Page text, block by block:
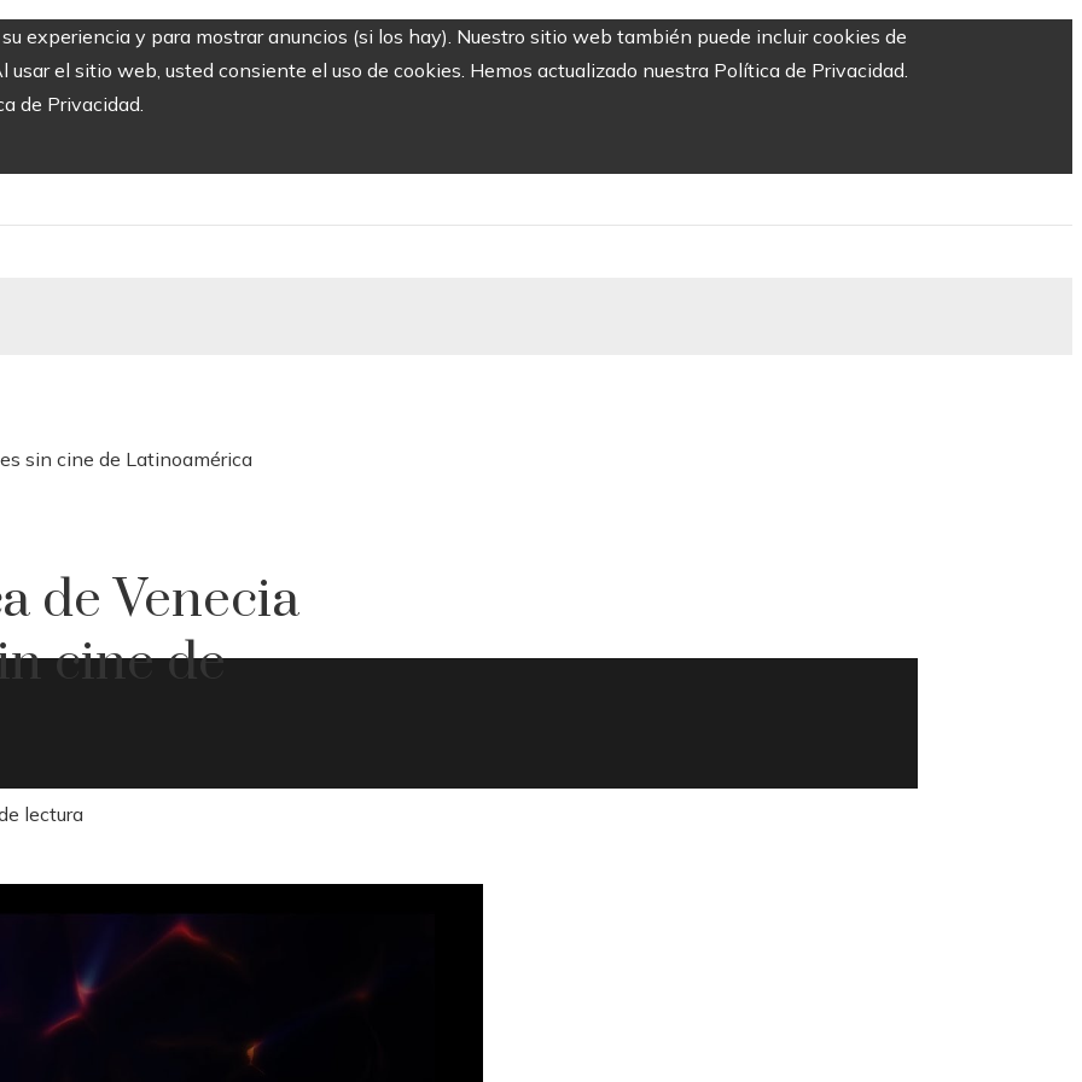
experiencia y para mostrar anuncios (si los hay). Nuestro sitio web también puede incluir cookies de
el sitio web, usted consiente el uso de cookies. Hemos actualizado nuestra Política de Privacidad.
de Privacidad.
sin cine de Latinoamérica
de Venecia
cine de
lectura